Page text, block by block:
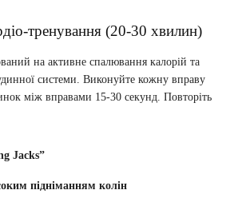
тренування (20-30 хвилин)
на активне спалювання калорій та
системи. Виконуйте кожну вправу
між вправами 15-30 секунд. Повторіть
Jacks”
підніманням колін